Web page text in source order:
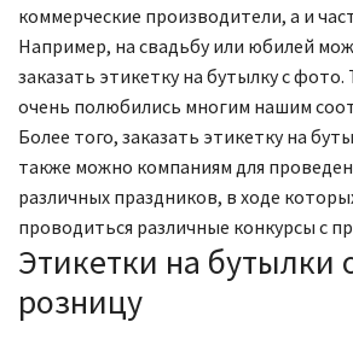
коммерческие производители, а и
Например, на свадьбу или юбилей
заказать этикетку на бутылку с фото.
очень полюбились многим нашим
Более того, заказать этикетку на
также можно компаниям для
различных праздников, в ходе
проводиться различные конкурсы с
Этикетки на бутылки
розницу